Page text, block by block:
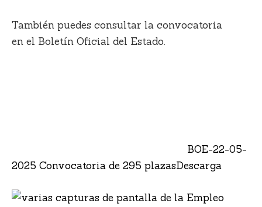
También puedes consultar la convocatoria
en el Boletín Oficial del Estado.
BOE-22-05-
2025 Convocatoria de 295 plazasDescarga